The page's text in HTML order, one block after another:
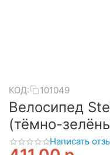
КОД: 101049
Велосипед
(тёмно-
Написать